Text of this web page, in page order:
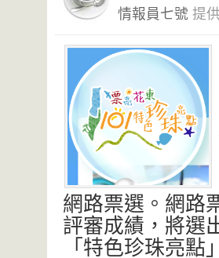
情報員七號 提
網路票選。網路
評審成績，將選
「特色珍珠亮